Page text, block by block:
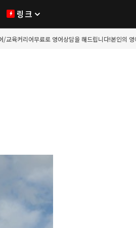
링크
/교육커리어무료로 영어상담을 해드립니다!본인의